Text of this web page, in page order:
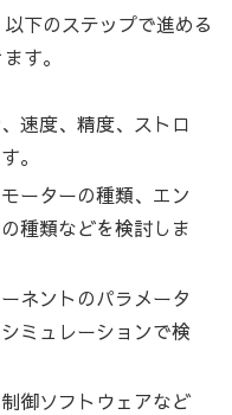
下のステップで進める
す。
速度、精度、ストロ
。
ーターの種類、エン
種類などを検討しま
ネントのパラメータ
ミュレーションで検
御ソフトウェアなど